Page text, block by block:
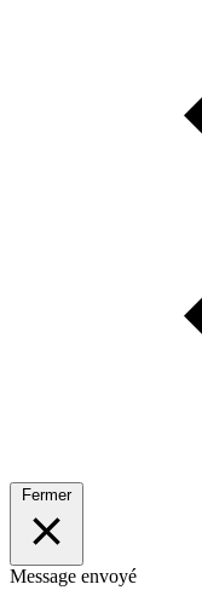
Fermer
Message envoyé